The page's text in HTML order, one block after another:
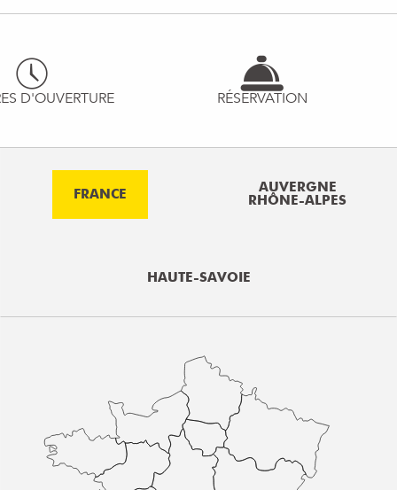
D'OUVERTURE RÉSERVATION
FRANCE
AUVERGNE
RHÔNE-ALPES
HAUTE-SAVOIE